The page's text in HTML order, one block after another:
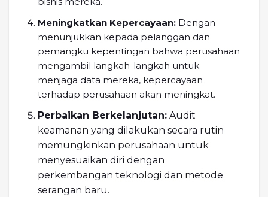
Meningkatkan Kepercayaan: Dengan
menunjukkan kepada pelanggan dan
pemangku kepentingan bahwa perusahaan
mengambil langkah-langkah untuk
menjaga data mereka, kepercayaan
terhadap perusahaan akan meningkat.
Perbaikan Berkelanjutan: Audit
keamanan yang dilakukan secara rutin
memungkinkan perusahaan untuk
menyesuaikan diri dengan
perkembangan teknologi dan metode
serangan baru.